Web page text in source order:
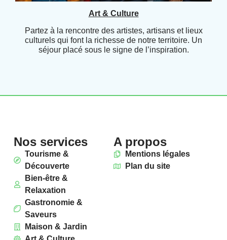
Art & Culture
Partez à la rencontre des artistes, artisans et lieux
culturels qui font la richesse de notre territoire. Un
séjour placé sous le signe de l’inspiration.
Nos services
Tourisme &
Découverte
Bien-être &
Relaxation
Gastronomie &
Saveurs
Maison & Jardin
A propos
Mentions légales
Plan du site